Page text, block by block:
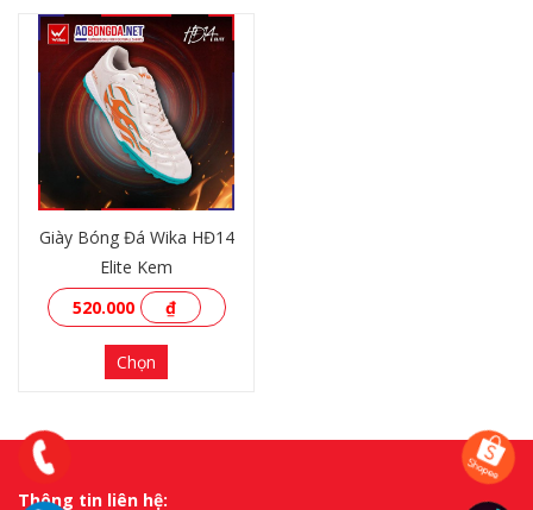
XEM THÊM
Giày Bóng Đá Wika HĐ14
Elite Kem
520.000
₫
Chọn
Thông tin liên hệ: